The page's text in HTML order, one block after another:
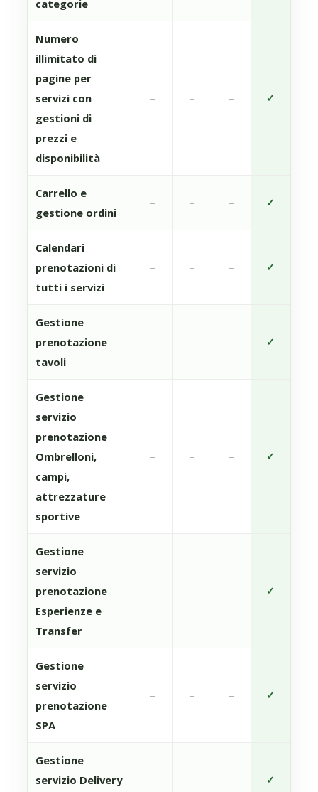
categorie
Numero
illimitato di
pagine per
servizi con
gestioni di
prezzi e
disponibilità
– – – ✓
Carrello e
gestione ordini
– – – ✓
Calendari
prenotazioni di
tutti i servizi
– – – ✓
Gestione
prenotazione
tavoli
– – – ✓
Gestione
servizio
prenotazione
Ombrelloni,
campi,
attrezzature
sportive
– – – ✓
Gestione
servizio
prenotazione
Esperienze e
Transfer
– – – ✓
Gestione
servizio
prenotazione
SPA
– – – ✓
Gestione
servizio Delivery
– – – ✓